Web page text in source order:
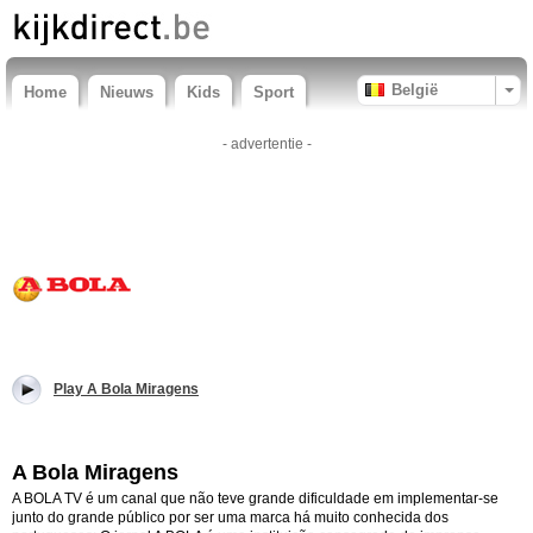
Home Nieuws Kids Sport België
- advertentie -
Play A Bola Miragens
A Bola Miragens
A BOLA TV é um canal que não teve grande dificuldade em implementar-se
junto do grande público por ser uma marca há muito conhecida dos